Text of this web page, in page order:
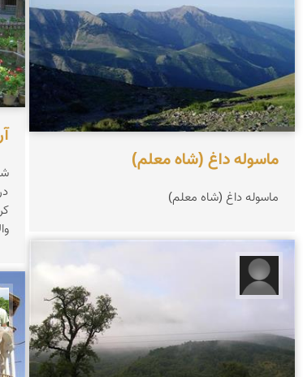
ماسوله داغ (شاه معلم)
ماسوله داغ (شاه معلم)